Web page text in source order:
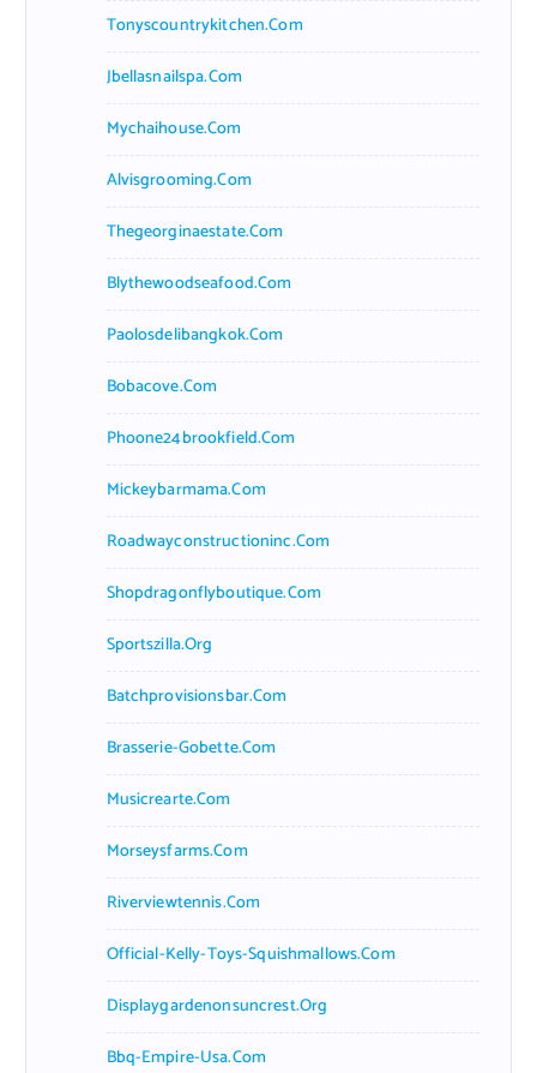
Tonyscountrykitchen.com
Jbellasnailspa.com
Mychaihouse.com
Alvisgrooming.com
Thegeorginaestate.com
Blythewoodseafood.com
Paolosdelibangkok.com
Bobacove.com
Phoone24brookfield.com
Mickeybarmama.com
Roadwayconstructioninc.com
Shopdragonflyboutique.com
Sportszilla.org
Batchprovisionsbar.com
Brasserie-Gobette.com
Musicrearte.com
Morseysfarms.com
Riverviewtennis.com
Official-Kelly-Toys-Squishmallows.com
Displaygardenonsuncrest.org
Bbq-Empire-Usa.com